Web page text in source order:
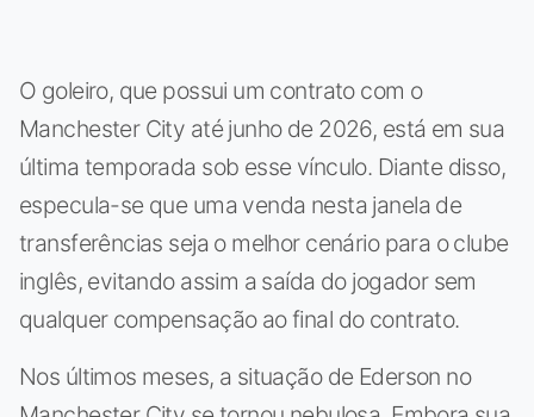
O goleiro, que possui um contrato com o
Manchester City até junho de 2026, está em sua
última temporada sob esse vínculo. Diante disso,
especula-se que uma venda nesta janela de
transferências seja o melhor cenário para o clube
inglês, evitando assim a saída do jogador sem
qualquer compensação ao final do contrato.
Nos últimos meses, a situação de Ederson no